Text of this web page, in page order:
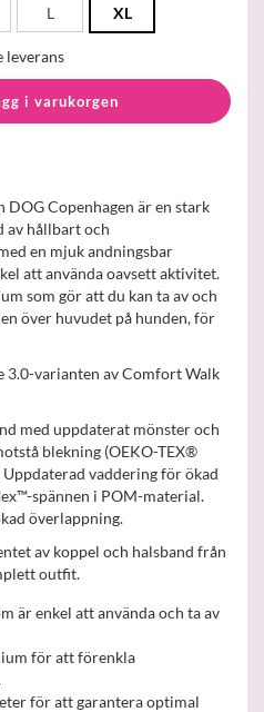
L XL
leverans
i varukorgen
Copenhagen är en stark
av hållbart och
en mjuk andningsbar
att använda oavsett aktivitet.
som gör att du kan ta av och
över huvudet på hunden, för
3.0-varianten av Comfort Walk
med uppdaterat mönster och
blekning (OEKO-TEX®
vaddering för ökad
spännen i POM-material.
överlappning.
av koppel och halsband från
outfit.
är enkel att använda och ta av
för att förenkla
för att garantera optimal